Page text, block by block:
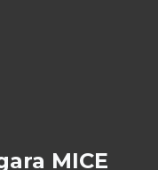
MICE